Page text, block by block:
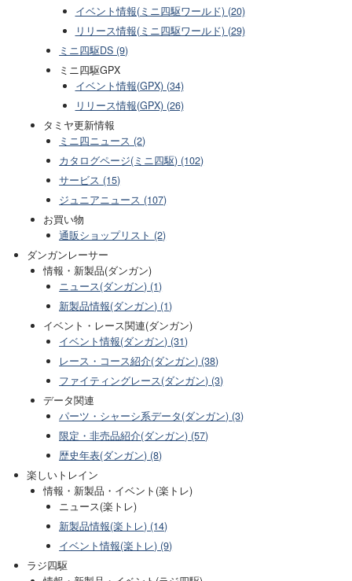
イベント情報(ミニ四駆ワールド) (20)
リリース情報(ミニ四駆ワールド) (29)
ミニ四駆DS (9)
ミニ四駆GPX
イベント情報(GPX) (34)
リリース情報(GPX) (26)
タミヤ更新情報
ミニ四ニュース (2)
カタログページ(ミニ四駆) (102)
サービス (15)
ジュニアニュース (107)
お買い物
通販ショップリスト (2)
ダンガンレーサー
情報・新製品(ダンガン)
ニュース(ダンガン) (1)
新製品情報(ダンガン) (1)
イベント・レース関連(ダンガン)
イベント情報(ダンガン) (31)
レース・コース紹介(ダンガン) (38)
ファイティングレース(ダンガン) (3)
データ関連
パーツ・シャーシ系データ(ダンガン) (3)
限定・非売品紹介(ダンガン) (57)
歴史年表(ダンガン) (8)
楽しいトレイン
情報・新製品・イベント(楽トレ)
ニュース(楽トレ)
新製品情報(楽トレ) (14)
イベント情報(楽トレ) (9)
ラジ四駆